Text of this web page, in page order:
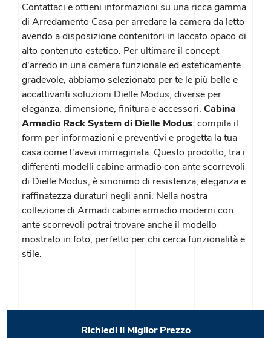
Contattaci e ottieni informazioni su una ricca gamma
di Arredamento Casa per arredare la camera da letto
avendo a disposizione contenitori in laccato opaco di
alto contenuto estetico. Per ultimare il concept
d'arredo in una camera funzionale ed esteticamente
gradevole, abbiamo selezionato per te le più belle e
accattivanti soluzioni Dielle Modus, diverse per
eleganza, dimensione, finitura e accessori. Cabina
Armadio Rack System di Dielle Modus: compila il
form per informazioni e preventivi e progetta la tua
casa come l'avevi immaginata. Questo prodotto, tra i
differenti modelli cabine armadio con ante scorrevoli
di Dielle Modus, è sinonimo di resistenza, eleganza e
raffinatezza duraturi negli anni. Nella nostra
collezione di Armadi cabine armadio moderni con
ante scorrevoli potrai trovare anche il modello
mostrato in foto, perfetto per chi cerca funzionalità e
stile.
Richiedi il Miglior Prezzo